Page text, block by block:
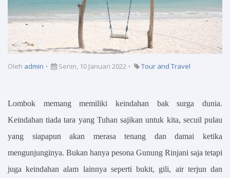
Oleh admin Senin, 10 Januari 2022 Tour and Travel
Lombok memang memiliki keindahan bak surga dunia.
Keindahan tiada tara yang Tuhan sajikan untuk kita, secuil pulau
yang siapapun akan merasa tenang dan damai ketika
mengunjunginya. Bukan hanya pesona Gunung Rinjani saja tetapi
juga keindahan alam lainnya seperti bukit, gili, air terjun dan